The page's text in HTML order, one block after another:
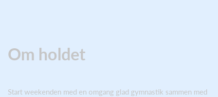
Om holdet
Start weekenden med en omgang glad gymnastik sammen med